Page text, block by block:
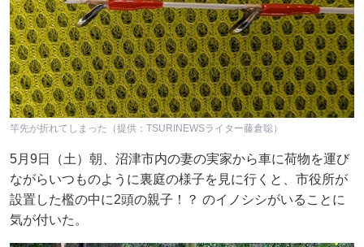
竿先が折れてしまった（提供：TSURINEWSライター藤倉聡）
5月9日（土）朝、沼津市内の妻の実家から車に荷物を運び
ながらいつものように裏庭の様子を見に行くと、市役所が
設置した檻の中に2頭の親子！？ のイノシシがいることに
気が付いた。